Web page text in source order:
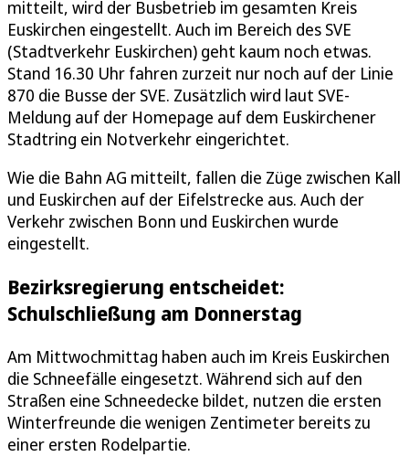
mitteilt, wird der Busbetrieb im gesamten Kreis
Euskirchen eingestellt. Auch im Bereich des SVE
(Stadtverkehr Euskirchen) geht kaum noch etwas.
Stand 16.30 Uhr fahren zurzeit nur noch auf der Linie
870 die Busse der SVE. Zusätzlich wird laut SVE-
Meldung auf der Homepage auf dem Euskirchener
Stadtring ein Notverkehr eingerichtet.
Wie die Bahn AG mitteilt, fallen die Züge zwischen Kall
und Euskirchen auf der Eifelstrecke aus. Auch der
Verkehr zwischen Bonn und Euskirchen wurde
eingestellt.
Bezirksregierung entscheidet:
Schulschließung am Donnerstag
Am Mittwochmittag haben auch im Kreis Euskirchen
die Schneefälle eingesetzt. Während sich auf den
Straßen eine Schneedecke bildet, nutzen die ersten
Winterfreunde die wenigen Zentimeter bereits zu
einer ersten Rodelpartie.